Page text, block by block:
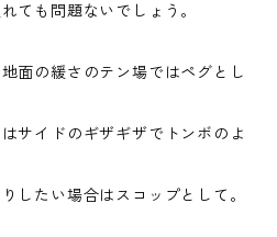
ても問題ないでしょう。
面の緩さのテン場ではペグとし
サイドのギザギザでトンボのよ
したい場合はスコップとして。